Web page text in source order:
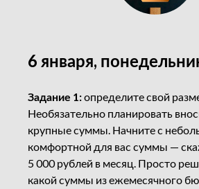
6 января,
Задание 1:определите свой
Необязательно планировать
крупные суммы. Начните с
комфортной для вас суммы —
5 000 рублей в месяц. Просто
какой суммы из ежемесячного